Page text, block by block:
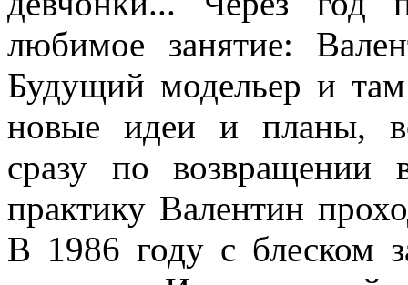
любимое занятие:
Будущий модельер и
новые идеи и планы,
сразу по возвращении
практику Валентин
В 1986 году с блеском